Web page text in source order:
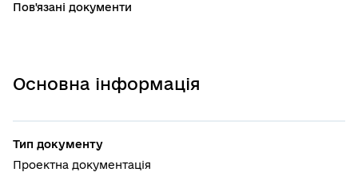
Основна інформація
Тип документу
Проектна документація
Пов'язані документи